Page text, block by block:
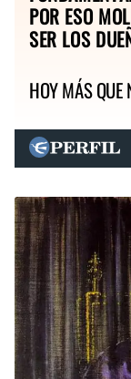
POR ESO
SER LOS
HOY MÁS QUE